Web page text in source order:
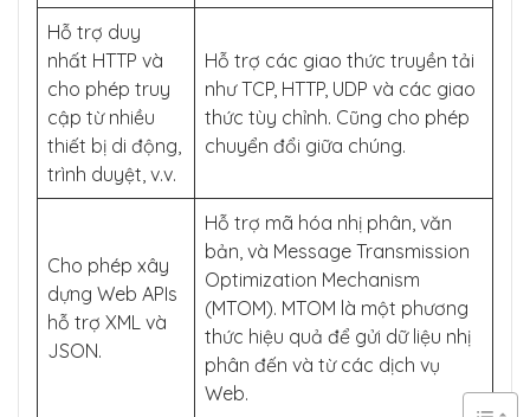
Hỗ trợ duy
nhất HTTP và
cho phép truy
cập từ nhiều
thiết bị di động,
trình duyệt, v.v.
Hỗ trợ các giao thức truyền tải
như TCP, HTTP, UDP và các giao
thức tùy chỉnh. Cũng cho phép
chuyển đổi giữa chúng.
Cho phép xây
dựng Web APIs
hỗ trợ XML và
JSON.
Hỗ trợ mã hóa nhị phân, văn
bản, và Message Transmission
Optimization Mechanism
(MTOM). MTOM là một phương
thức hiệu quả để gửi dữ liệu nhị
phân đến và từ các dịch vụ
Web.